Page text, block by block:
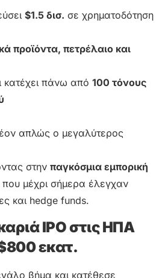
$1.5 δισ. σε χρηματοδότηση
προϊόντα, πετρέλαιο και
κατέχει πάνω από 100 τόνους
απλώς ο μεγαλύτερος
στην παγκόσμια εμπορική
που μέχρι σήμερα έλεγχαν
και hedge funds.
IPO στις ΗΠΑ
εκατ.
βήμα και κατέθεσε